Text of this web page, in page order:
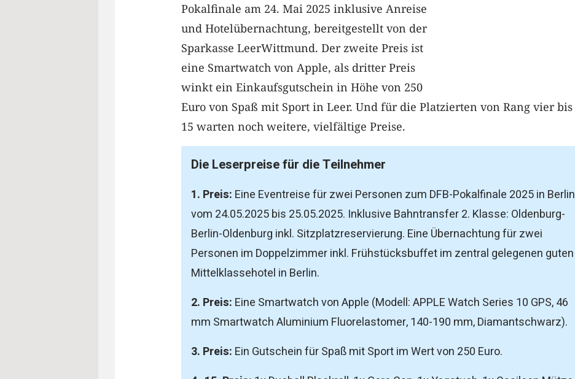
Pokalfinale am 24. Mai 2025 inklusive Anreise
und Hotelübernachtung, bereitgestellt von der
Sparkasse LeerWittmund. Der zweite Preis ist
eine Smartwatch von Apple, als dritter Preis
winkt ein Einkaufsgutschein in Höhe von 250
Euro von Spaß mit Sport in Leer. Und für die Platzierten von Rang vier bis
15 warten noch weitere, vielfältige Preise.
Die Leserpreise für die Teilnehmer
1. Preis: Eine Eventreise für zwei Personen zum DFB-Pokalfinale 2025 in Berlin
vom 24.05.2025 bis 25.05.2025. Inklusive Bahntransfer 2. Klasse: Oldenburg-
Berlin-Oldenburg inkl. Sitzplatzreservierung. Eine Übernachtung für zwei
Personen im Doppelzimmer inkl. Frühstücksbuffet im zentral gelegenen guten
Mittelklassehotel in Berlin.
2. Preis: Eine Smartwatch von Apple (Modell: APPLE Watch Series 10 GPS, 46
mm Smartwatch Aluminium Fluorelastomer, 140-190 mm, Diamantschwarz).
3. Preis: Ein Gutschein für Spaß mit Sport im Wert von 250 Euro.